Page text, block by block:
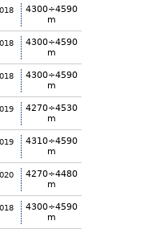
4300÷4590
m
4300÷4590
m
4300÷4590
m
4270÷4530
m
4310÷4590
m
4270÷4480
m
4300÷4590
m